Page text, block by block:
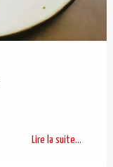
Lire la suite...